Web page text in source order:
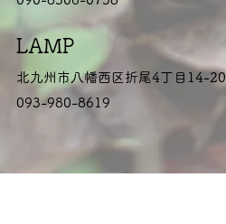
LAMP
北九州市八幡西区折尾4丁目14-20
093-980-8619